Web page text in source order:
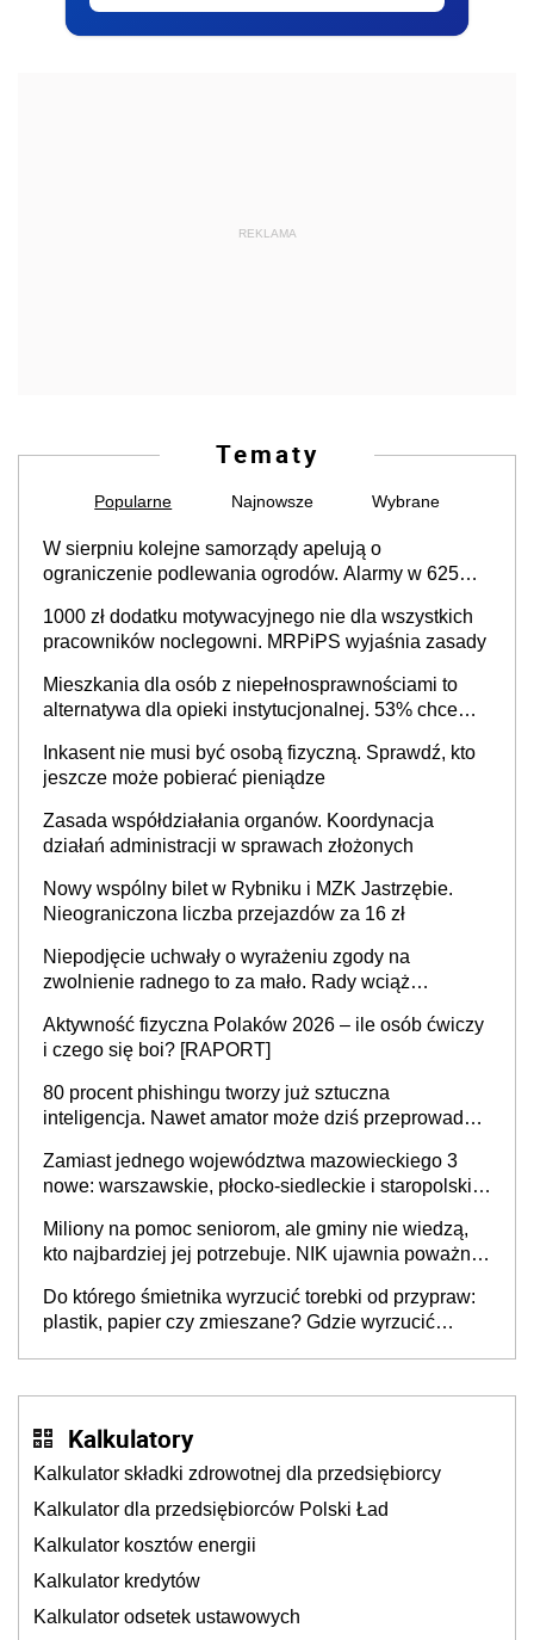
REKLAMA
Tematy
Popularne Najnowsze Wybrane
W sierpniu kolejne samorządy apelują o
ograniczenie podlewania ogrodów. Alarmy w 625
cały kraj
1000 zł dodatku motywacyjnego nie dla wszystkich
pracowników noclegowni. MRPiPS wyjaśnia zasady
Mieszkania dla osób z niepełnosprawnościami to
alternatywa dla opieki instytucjonalnej. 53% chce
Inkasent nie musi być osobą fizyczną. Sprawdź, kto
jeszcze może pobierać pieniądze
Zasada współdziałania organów. Koordynacja
działań administracji w sprawach złożonych
Nowy wspólny bilet w Rybniku i MZK Jastrzębie.
Nieograniczona liczba przejazdów za 16 zł
Niepodjęcie uchwały o wyrażeniu zgody na
zwolnienie radnego to za mało. Rady wciąż
sprawy
Aktywność fizyczna Polaków 2026 – ile osób ćwiczy
i czego się boi? [RAPORT]
80 procent phishingu tworzy już sztuczna
inteligencja. Nawet amator może dziś przeprowadzić
Zamiast jednego województwa mazowieckiego 3
nowe: warszawskie, płocko-siedleckie i staropolskie.
stołecznych
Miliony na pomoc seniorom, ale gminy nie wiedzą,
kto najbardziej jej potrzebuje. NIK ujawnia poważną
Do którego śmietnika wyrzucić torebki od przypraw:
plastik, papier czy zmieszane? Gdzie wyrzucić
Kalkulatory
Kalkulator składki zdrowotnej dla przedsiębiorcy
Kalkulator dla przedsiębiorców Polski Ład
Kalkulator kosztów energii
Kalkulator kredytów
Kalkulator odsetek ustawowych